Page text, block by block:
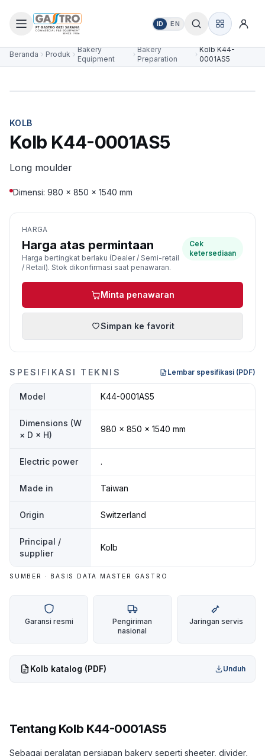
ID EN
Beranda Produk
Bakery
Equipment
Bakery
Preparation
Kolb K44-
0001AS5
KOLB
Kolb K44-0001AS5
Long moulder
Dimensi: 980 × 850 × 1540 mm
HARGA
Harga atas permintaan
Harga bertingkat berlaku (Dealer / Semi-retail
/ Retail). Stok dikonfirmasi saat penawaran.
Cek
ketersediaan
Minta penawaran
Simpan ke favorit
SPESIFIKASI TEKNIS Lembar spesifikasi (PDF)
Model K44-0001AS5
Dimensions (W
× D × H)
980 × 850 × 1540 mm
Electric power .
Made in Taiwan
Origin Switzerland
Principal /
supplier
Kolb
SUMBER · BASIS DATA MASTER GASTRO
Garansi resmi
Pengiriman
nasional
Jaringan servis
Kolb katalog (PDF) Unduh
Tentang Kolb K44-0001AS5
Sebagai peralatan persiapan bakery seperti sheeter, divider,